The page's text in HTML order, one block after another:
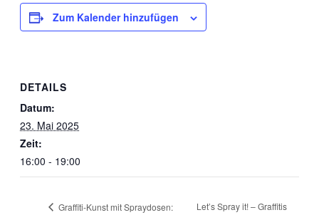
Zum Kalender hinzufügen
DETAILS
Datum:
23. Mai 2025
Zeit:
16:00 - 19:00
Graffiti-Kunst mit Spraydosen:
Let’s Spray it! – Graffitis